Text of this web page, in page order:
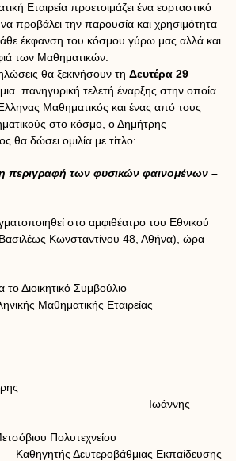
Εταιρεία προετοιμάζει ένα εορταστικό
προβάλει την παρουσία και χρησιμότητα
έκφανση του κόσμου γύρω μας αλλά και
των Μαθηματικών.
θα ξεκινήσουν τη Δευτέρα 29
πανηγυρική τελετή έναρξης στην οποία
Μαθηματικός και ένας από τους
στο κόσμο, ο Δημήτρης
θα δώσει ομιλία με τίτλο:
περιγραφή των φυσικών φαινομένων –
στο αμφιθέατρο του Εθνικού
Κωνσταντίνου 48, Αθήνα), ώρα
το Διοικητικό Συμβούλιο
Μαθηματικής Εταιρείας
Πολυτεχνείου
Εκπαίδευσης